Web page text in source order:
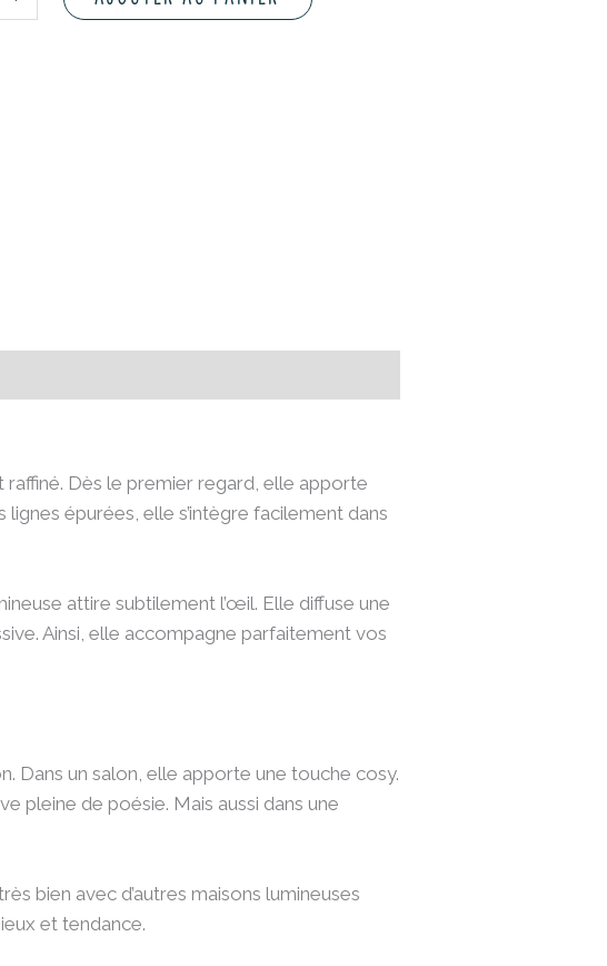
raffiné. Dès le premier regard, elle apporte
épurées, elle s’intègre facilement dans
attire subtilement l’œil. Elle diffuse une
Ainsi, elle accompagne parfaitement vos
Dans un salon, elle apporte une touche cosy.
pleine de poésie. Mais aussi dans une
bien avec d’autres maisons lumineuses
et tendance.